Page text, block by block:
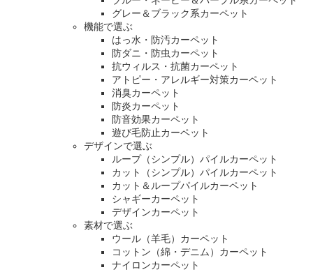
グレー＆ブラック系カーペット
機能で選ぶ
はっ水・防汚カーペット
防ダニ・防虫カーペット
抗ウィルス・抗菌カーペット
アトピー・アレルギー対策カーペット
消臭カーペット
防炎カーペット
防音効果カーペット
遊び毛防止カーペット
デザインで選ぶ
ループ（シンプル）パイルカーペット
カット（シンプル）パイルカーペット
カット＆ループパイルカーペット
シャギーカーペット
デザインカーペット
素材で選ぶ
ウール（羊毛）カーペット
コットン（綿・デニム）カーペット
ナイロンカーペット